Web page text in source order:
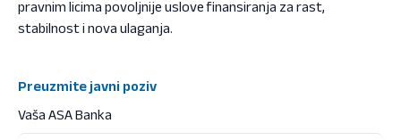
pravnim licima povoljnije uslove finansiranja za rast,
stabilnost i nova ulaganja.
Preuzmite javni poziv
Vaša ASA Banka